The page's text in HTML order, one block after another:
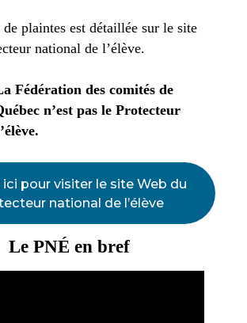
plaintes est détaillée sur le site
national de l’élève.
Fédération des comités de
n’est pas le Protecteur
ici pour visiter le site Web du
national de l’élève
Le PNÉ en bref